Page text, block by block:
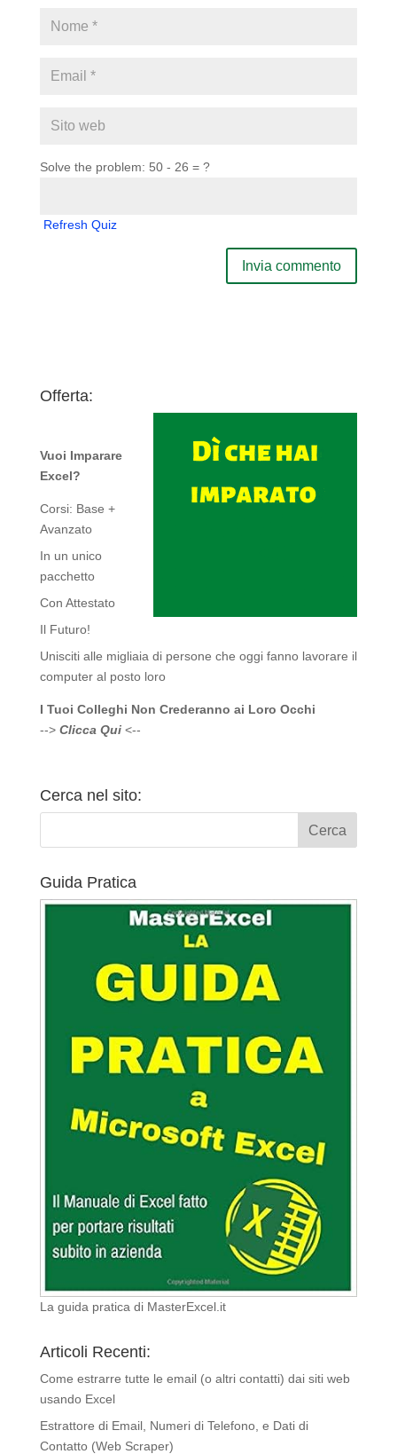
Solve the problem: 50 - 26 = ?
Refresh Quiz
Offerta:
Vuoi Imparare
Excel?
Corsi: Base +
Avanzato
In un unico
pacchetto
Con Attestato
Il Futuro!
Unisciti alle migliaia di persone che oggi fanno lavorare il
computer al posto loro
I Tuoi Colleghi Non Crederanno ai Loro Occhi
--> Clicca Qui<--
Cerca nel sito:
Guida Pratica
La guida pratica di MasterExcel.it
Articoli Recenti:
Come estrarre tutte le email (o altri contatti) dai siti web
usando Excel
Estrattore di Email, Numeri di Telefono, e Dati di
Contatto (Web Scraper)